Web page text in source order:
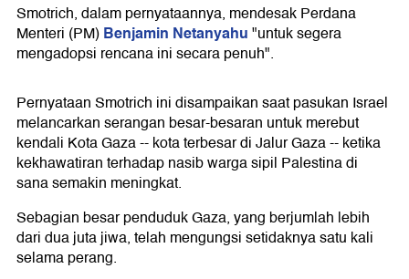
Smotrich, dalam pernyataannya, mendesak Perdana
Menteri (PM)Benjamin Netanyahu"untuk segera
mengadopsi rencana ini secara penuh".
Pernyataan Smotrich ini disampaikan saat pasukan Israel
melancarkan serangan besar-besaran untuk merebut
kendali Kota Gaza -- kota terbesar di Jalur Gaza -- ketika
kekhawatiran terhadap nasib warga sipil Palestina di
sana semakin meningkat.
Sebagian besar penduduk Gaza, yang berjumlah lebih
dari dua juta jiwa, telah mengungsi setidaknya satu kali
selama perang.